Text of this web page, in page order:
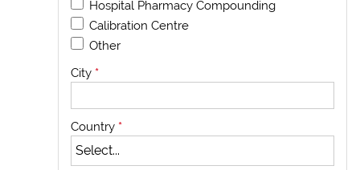
Hospital Pharmacy Compounding
Calibration Centre
Other
City *
Country *